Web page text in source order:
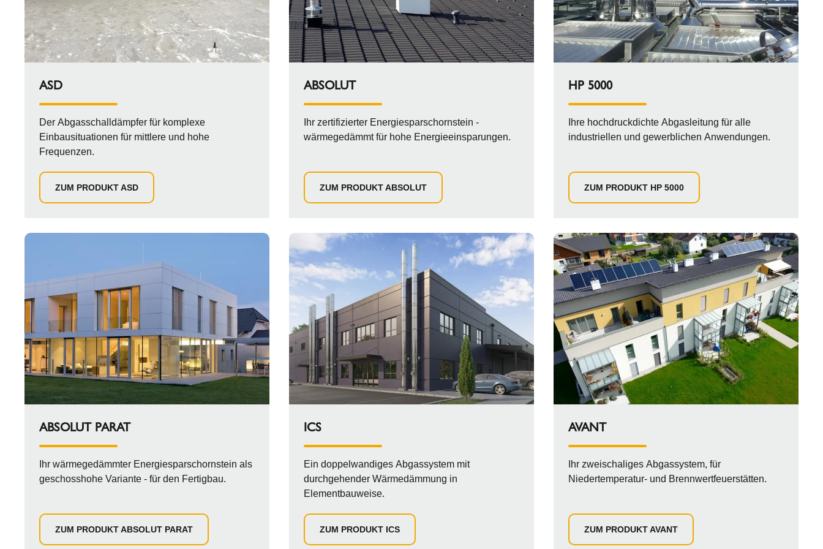
ASD
Der Abgasschalldämpfer für komplexe
Einbausituationen für mittlere und hohe
Frequenzen.
ZUM PRODUKT ASD
ABSOLUT
Ihr zertifizierter Energiesparschornstein -
wärmegedämmt für hohe Energieeinsparungen.
ZUM PRODUKT ABSOLUT
HP 5000
Ihre hochdruckdichte Abgasleitung für alle
industriellen und gewerblichen Anwendungen.
ZUM PRODUKT HP 5000
ABSOLUT PARAT
Ihr wärmegedämmter Energiesparschornstein als
geschosshohe Variante - für den Fertigbau.
ZUM PRODUKT ABSOLUT PARAT
ICS
Ein doppelwandiges Abgassystem mit
durchgehender Wärmedämmung in
Elementbauweise.
ZUM PRODUKT ICS
AVANT
Ihr zweischaliges Abgassystem, für
Niedertemperatur- und Brennwertfeuerstätten.
ZUM PRODUKT AVANT